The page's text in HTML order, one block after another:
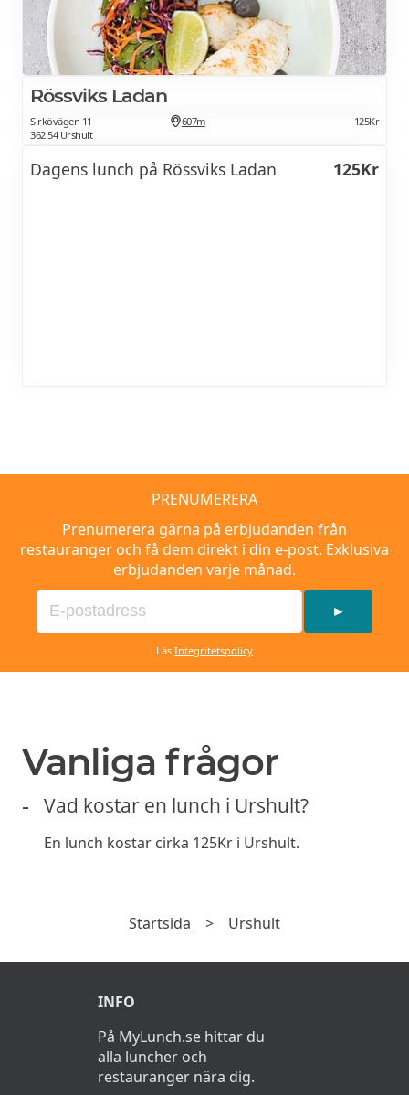
Rössviks Ladan
Sirkövägen 11
362 54 Urshult
607m 125Kr
Dagens lunch på Rössviks Ladan 125Kr
PRENUMERERA
Prenumerera gärna på erbjudanden från
restauranger och få dem direkt i din e-post. Exklusiva
erbjudanden varje månad.
►
Läs Integritetspolicy
Vanliga frågor
Vad kostar en lunch i Urshult?
En lunch kostar cirka 125Kr i Urshult.
Startsida > Urshult
INFO
På MyLunch.se hittar du
alla luncher och
restauranger nära dig.